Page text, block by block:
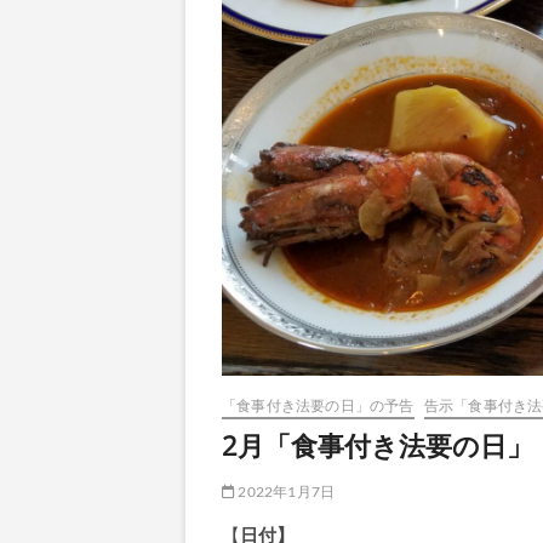
「食事付き法要の日」の予告 告示「食事付き
2月「食事付き法要の日」
2022年1月7日
【 日付】